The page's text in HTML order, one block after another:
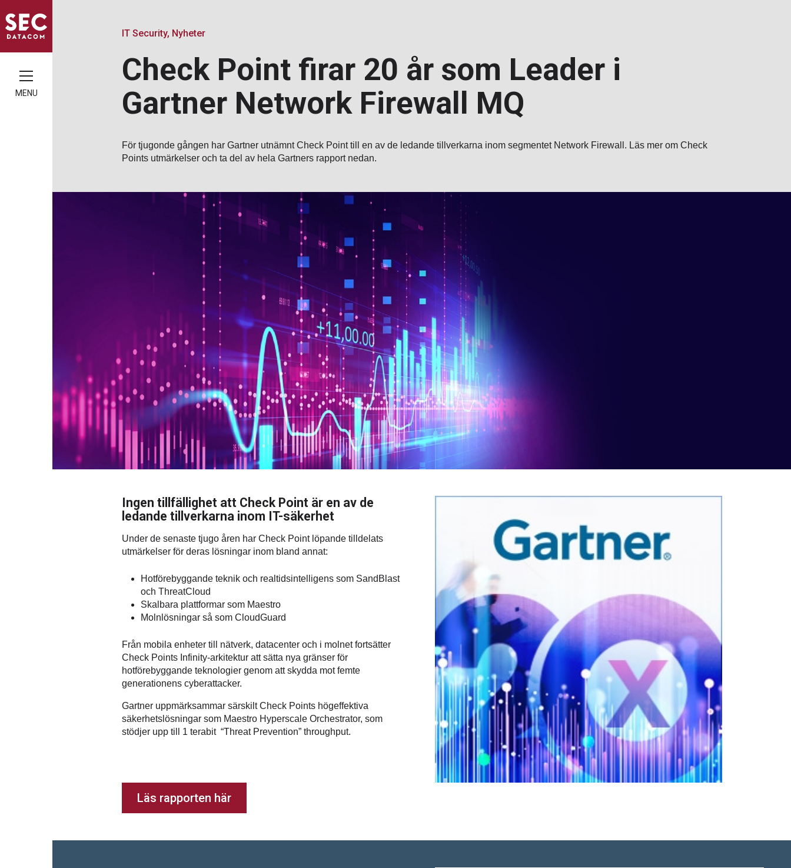
MENU
IT Security, Nyheter
Check Point firar 20 år som Leader i
Gartner Network Firewall MQ
För tjugonde gången har Gartner utnämnt Check Point till en av de ledande tillverkarna inom segmentet Network Firewall. Läs mer om Check
Points utmärkelser och ta del av hela Gartners rapport nedan.
Ingen tillfällighet att Check Point är en av de
ledande tillverkarna inom IT-säkerhet
Under de senaste tjugo åren har Check Point löpande tilldelats
utmärkelser för deras lösningar inom bland annat:
Hotförebyggande teknik och realtidsintelligens som SandBlast
och ThreatCloud
Skalbara plattformar som Maestro
Molnlösningar så som CloudGuard
Från mobila enheter till nätverk, datacenter och i molnet fortsätter
Check Points Infinity-arkitektur att sätta nya gränser för
hotförebyggande teknologier genom att skydda mot femte
generationens cyberattacker.
Gartner uppmärksammar särskilt Check Points högeffektiva
säkerhetslösningar som Maestro Hyperscale Orchestrator, som
stödjer upp till 1 terabit “Threat Prevention” throughput.
Läs rapporten här